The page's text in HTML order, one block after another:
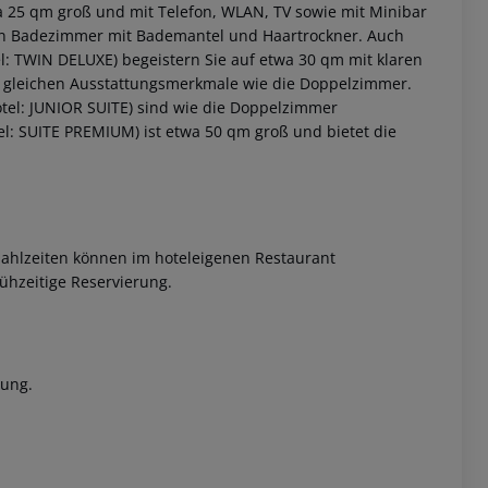
25 qm groß und mit Telefon, WLAN, TV sowie mit Minibar
mit Bademantel und Haartrockner. Auch
TWIN DELUXE) begeistern Sie auf etwa 30 qm mit klaren
Ausstattungsmerkmale wie die Doppelzimmer.
JUNIOR SUITE) sind wie die Doppelzimmer
SUITE PREMIUM) ist etwa 50 qm groß und bietet die
können im hoteleigenen Restaurant
Reservierung.